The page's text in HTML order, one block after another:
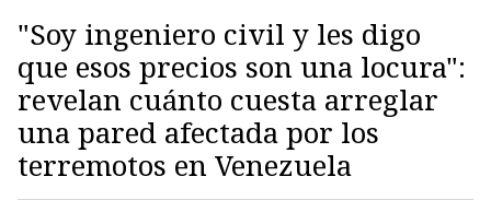
"Soy ingeniero civil y les digo
que esos precios son una locura":
revelan cuánto cuesta arreglar
una pared afectada por los
terremotos en Venezuela